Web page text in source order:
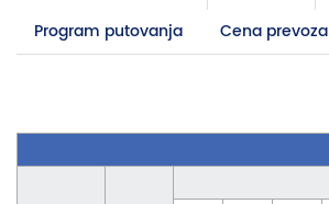
Program putovanja
Cena prevoza